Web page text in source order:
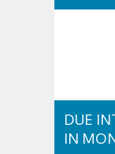
DUE
IN